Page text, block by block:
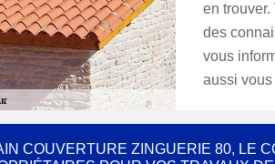
en
des
vous
aussi vous
COUVERTURE ZINGUERIE 80, LE